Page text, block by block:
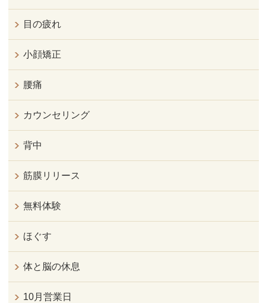
目の疲れ
小顔矯正
腰痛
カウンセリング
背中
筋膜リリース
無料体験
ほぐす
体と脳の休息
10月営業日